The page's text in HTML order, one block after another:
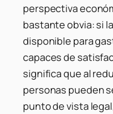
perspectiva
bastante obvia: si
disponible para
capaces de
significa que al
personas pueden
punto de vista